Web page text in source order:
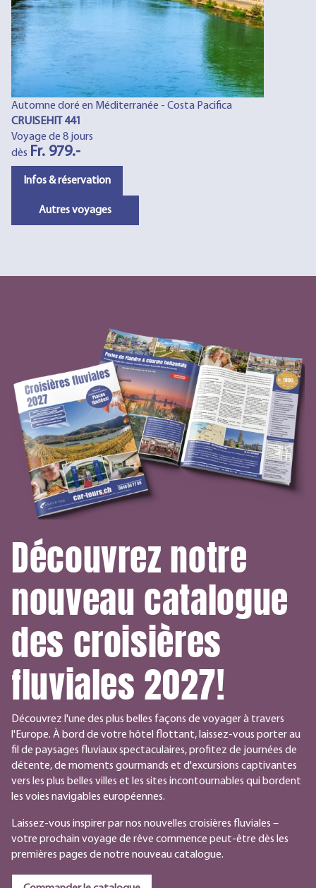
Automne doré en Méditerranée - Costa Pacifica
CRUISEHIT 441
Voyage de 8 jours
dès Fr. 979.-
Infos & réservation
Autres voyages
Découvrez notre
nouveau catalogue
des croisières
fluviales 2027!
Découvrez l'une des plus belles façons de voyager à travers
l'Europe. À bord de votre hôtel flottant, laissez-vous porter au
fil de paysages fluviaux spectaculaires, profitez de journées de
détente, de moments gourmands et d'excursions captivantes
vers les plus belles villes et les sites incontournables qui bordent
les voies navigables européennes.
Laissez-vous inspirer par nos nouvelles croisières fluviales –
votre prochain voyage de rêve commence peut-être dès les
premières pages de notre nouveau catalogue.